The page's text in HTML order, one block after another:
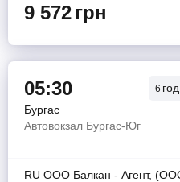
9 572грн
05:30 6 год
Бургас
Автовокзал Бургас-Юг
RU ООО Балкан - Агент,